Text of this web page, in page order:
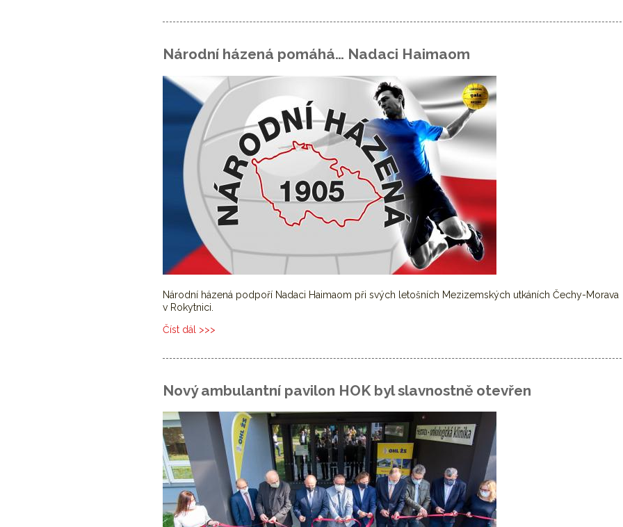
Národní házená pomáhá… Nadaci Haimaom
Národní házená podpoří Nadaci Haimaom při svých letošních Mezizemských utkáních Čechy-Morava
v Rokytnici.
Číst dál Národní házená pomáhá… Nadaci Haimaom
Nový ambulantní pavilon HOK byl slavnostně otevřen